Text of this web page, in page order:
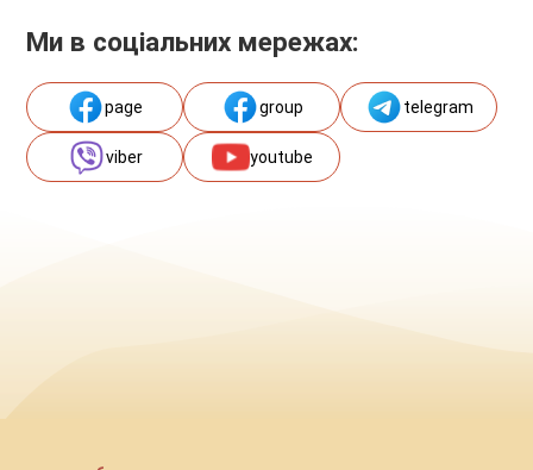
Ми в соціальних мережах:
page group telegram
viber youtube